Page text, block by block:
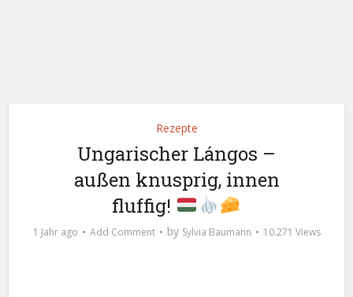
Rezepte
Ungarischer Lángos –
außen knusprig, innen
fluffig!
1 Jahr ago Add Comment by Sylvia Baumann 10.271 Views